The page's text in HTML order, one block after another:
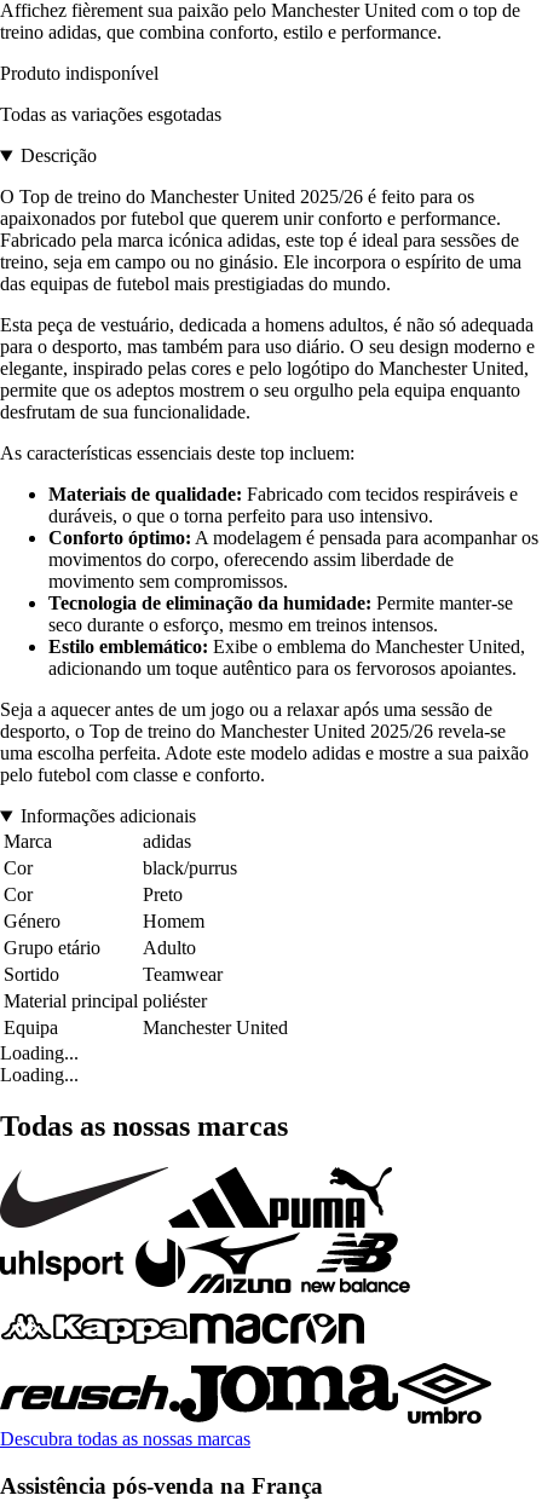
Affichez fièrement sua paixão pelo Manchester United com o top de
treino adidas, que combina conforto, estilo e performance.
Produto indisponível
Todas as variações esgotadas
Descrição
O Top de treino do Manchester United 2025/26 é feito para os
apaixonados por futebol que querem unir conforto e performance.
Fabricado pela marca icónica adidas, este top é ideal para sessões de
treino, seja em campo ou no ginásio. Ele incorpora o espírito de uma
das equipas de futebol mais prestigiadas do mundo.
Esta peça de vestuário, dedicada a homens adultos, é não só adequada
para o desporto, mas também para uso diário. O seu design moderno e
elegante, inspirado pelas cores e pelo logótipo do Manchester United,
permite que os adeptos mostrem o seu orgulho pela equipa enquanto
desfrutam de sua funcionalidade.
As características essenciais deste top incluem:
Materiais de qualidade: Fabricado com tecidos respiráveis e
duráveis, o que o torna perfeito para uso intensivo.
Conforto óptimo: A modelagem é pensada para acompanhar os
movimentos do corpo, oferecendo assim liberdade de
movimento sem compromissos.
Tecnologia de eliminação da humidade: Permite manter-se
seco durante o esforço, mesmo em treinos intensos.
Estilo emblemático: Exibe o emblema do Manchester United,
adicionando um toque autêntico para os fervorosos apoiantes.
Seja a aquecer antes de um jogo ou a relaxar após uma sessão de
desporto, o Top de treino do Manchester United 2025/26 revela-se
uma escolha perfeita. Adote este modelo adidas e mostre a sua paixão
pelo futebol com classe e conforto.
Informações adicionais
Marca
adidas
Cor
black/purrus
Cor
Preto
Género
Homem
Grupo etário
Adulto
Sortido
Teamwear
Material principal poliéster
Equipa
Manchester United
Loading...
Loading...
Todas as nossas marcas
Descubra todas as nossas marcas
Assistência pós-venda na França